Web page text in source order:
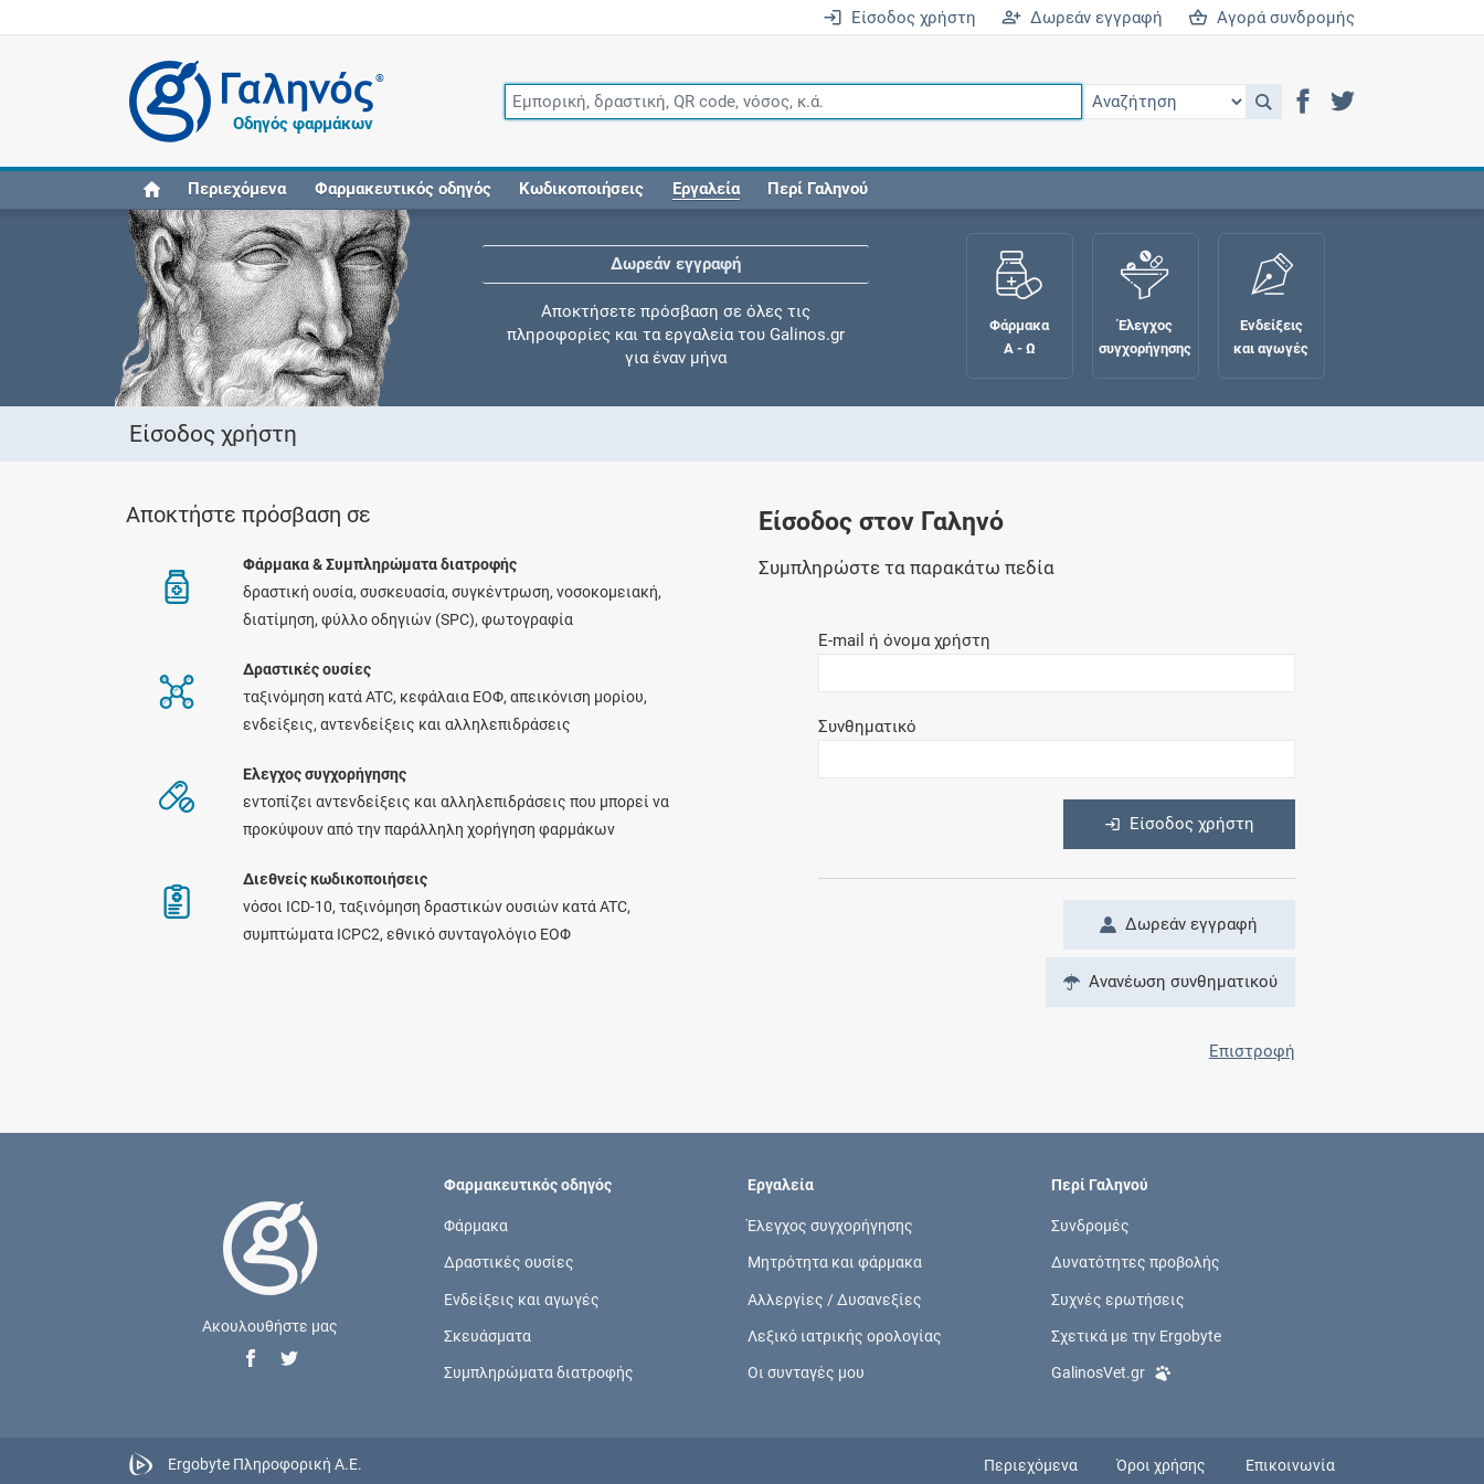
Είσοδος χρήστη Δωρεάν εγγραφή Αγορά συνδρομής
®
Οδηγός φαρμάκων
Περιεχόμενα Φαρμακευτικός οδηγός Κωδικοποιήσεις Εργαλεία Περί Γαληνού
Δωρεάν εγγραφή
Αποκτήσετε πρόσβαση σε όλες τις
πληροφορίες και τα εργαλεία του Galinos.gr
για έναν μήνα
Ελέγξτε την αγωγή σας για αντενδείξεις και
Αποθηκεύστε τις συνταγές σας και
μοιραστείτε τις εύκολα και με ασφάλεια
Ενημερωθείτε για την ασφάλεια χορήγησης
ενός φαρμάκου κατά τη διάρκεια της
επιπλέον παροχές των συνδρομητικών
Ενδείξεις και αγωγές
νόσους, συμπτώματα και ιατρικές πράξεις
Φάρμακα
Α - Ω
Έλεγχος
συγχορήγησης
Ενδείξεις
και αγωγές
Είσοδος χρήστη
Αποκτήστε πρόσβαση σε
Φάρμακα & Συμπληρώματα διατροφής
δραστική ουσία, συσκευασία, συγκέντρωση, νοσοκομειακή,
διατίμηση, φύλλο οδηγιών (SPC), φωτογραφία
Δραστικές ουσίες
ταξινόμηση κατά ATC, κεφάλαια ΕΟΦ, απεικόνιση μορίου,
ενδείξεις, αντενδείξεις και αλληλεπιδράσεις
Ελεγχος συγχορήγησης
εντοπίζει αντενδείξεις και αλληλεπιδράσεις που μπορεί να
προκύψουν από την παράλληλη χορήγηση φαρμάκων
Διεθνείς κωδικοποιήσεις
νόσοι ICD-10, ταξινόμηση δραστικών ουσιών κατά ATC,
συμπτώματα ICPC2, εθνικό συνταγολόγιο ΕΟΦ
Είσοδος στον Γαληνό
Συμπληρώστε τα παρακάτω πεδία
E-mail ή όνομα χρήστη
Συνθηματικό
Είσοδος χρήστη
Δωρεάν εγγραφή
Ανανέωση συνθηματικού
Επιστροφή
Ακουλουθήστε μας
Φαρμακευτικός οδηγός
Φάρμακα
Δραστικές ουσίες
Ενδείξεις και αγωγές
Σκευάσματα
Συμπληρώματα διατροφής
Εργαλεία
Έλεγχος συγχορήγησης
Μητρότητα και φάρμακα
Αλλεργίες / Δυσανεξίες
Λεξικό ιατρικής ορολογίας
Οι συνταγές μου
Περί Γαληνού
Συνδρομές
Δυνατότητες προβολής
Συχνές ερωτήσεις
Σχετικά με την Ergobyte
GalinosVet.gr
Ergobyte Πληροφορική Α.Ε. Περιεχόμενα Όροι χρήσης Επικοινωνία